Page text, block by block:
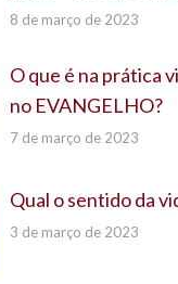
8 de março de 2023
O que é na prática
no EVANGELHO?
7 de março de 2023
Qual o sentido da
3 de março de 2023